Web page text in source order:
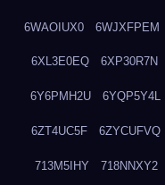
6WAOIUX0 6WJXFPEM
6XL3E0EQ 6XP30R7N
6Y6PMH2U 6YQP5Y4L
6ZT4UC5F 6ZYCUFVQ
713M5IHY 718NNXY2